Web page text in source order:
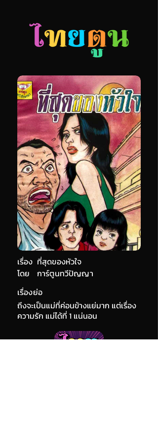
เรื่อง ที่สุดของหัวใจ
การ์ตูนทวีปัญญา
โดย
เรื่องย่อ
ถึงจะเป็นแม่ที่ค่อนข้างแย่มาก แต่เรื่อง
ความรัก แม่ได้ที่ 1 แน่นอน